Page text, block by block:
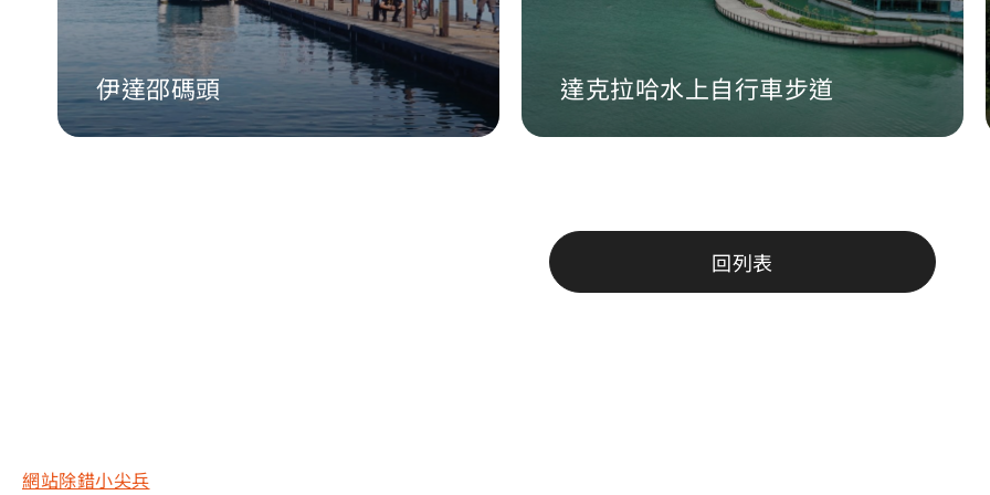
伊達邵碼頭 達克拉哈水上自行車步道
回列表
網站除錯小尖兵